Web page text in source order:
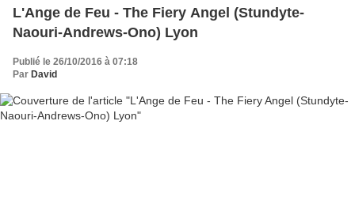
L'Ange de Feu - The Fiery Angel (Stundyte-
Naouri-Andrews-Ono) Lyon
Publié le 26/10/2016 à 07:18
Par David